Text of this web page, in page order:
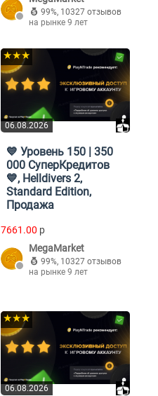
99%, 10327 отзывов
на рынке 9 лет
06.08.2026
★★★
💙 Уровень 150 | 350
000 СуперКредитов
💙, Helldivers 2,
Standard Edition,
Продажа
7661.00 p
MegaMarket
99%, 10327 отзывов
на рынке 9 лет
06.08.2026
★★★